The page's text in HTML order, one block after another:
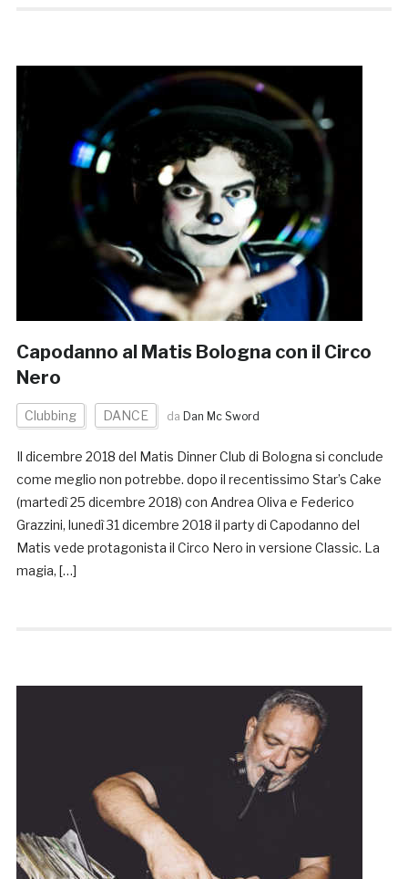
Capodanno al Matis Bologna con il Circo
Nero
Clubbing DANCE da Dan Mc Sword
Il dicembre 2018 del Matis Dinner Club di Bologna si conclude
come meglio non potrebbe. dopo il recentissimo Star’s Cake
(martedì 25 dicembre 2018) con Andrea Oliva e Federico
Grazzini, lunedì 31 dicembre 2018 il party di Capodanno del
Matis vede protagonista il Circo Nero in versione Classic. La
magia, […]